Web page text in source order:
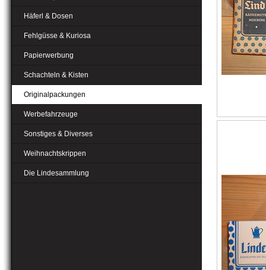
Häferl & Dosen
Fehlgüsse & Kuriosa
Papierwerbung
Schachteln & Kisten
Originalpackungen
Werbefahrzeuge
Sonstiges & Diverses
Weihnachtskrippen
Die Lindesammlung